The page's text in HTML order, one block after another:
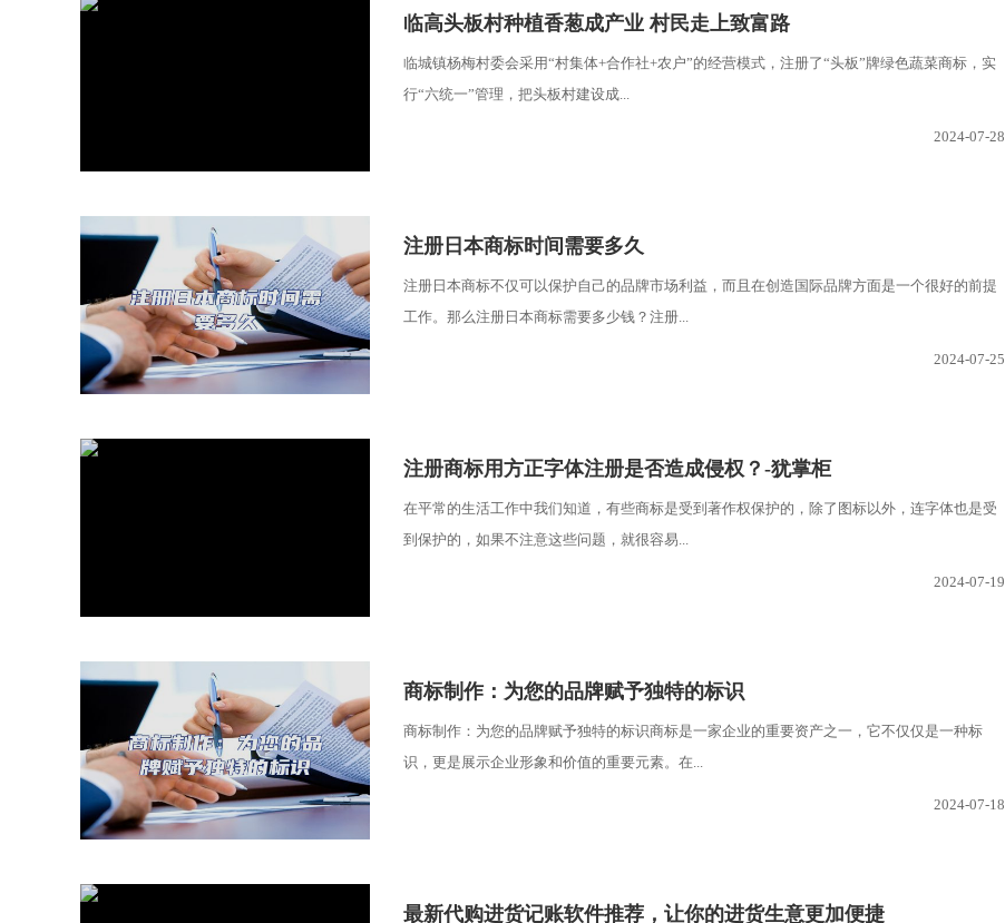
​临高头板村种植香葱成产业 村民走上致富路
临城镇杨梅村委会采用“村集体+合作社+农户”的经营模式，注册了“头板”牌绿色蔬菜商标，实
行“六统一”管理，把头板村建设成...
2024-07-28
​注册日本商标时间需要多久
注册日本商标不仅可以保护自己的品牌市场利益，而且在创造国际品牌方面是一个很好的前提
工作。那么注册日本商标需要多少钱？注册...
2024-07-25
​注册商标用方正字体注册是否造成侵权？-犹掌柜
在平常的生活工作中我们知道，有些商标是受到著作权保护的，除了图标以外，连字体也是受
到保护的，如果不注意这些问题，就很容易...
2024-07-19
​商标制作：为您的品牌赋予独特的标识
商标制作：为您的品牌赋予独特的标识商标是一家企业的重要资产之一，它不仅仅是一种标
识，更是展示企业形象和价值的重要元素。在...
2024-07-18
​最新代购进货记账软件推荐，让你的进货生意更加便捷